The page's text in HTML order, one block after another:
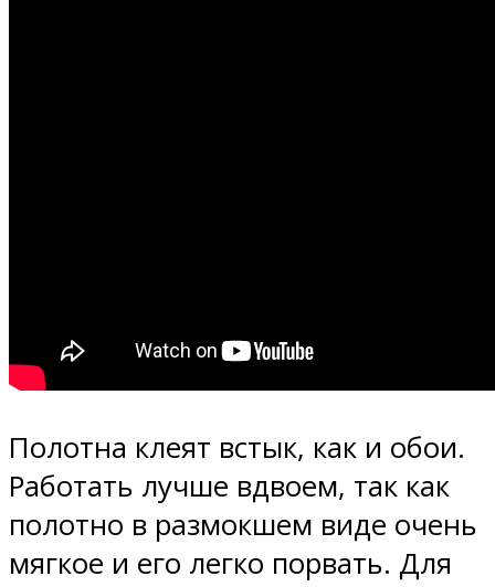
Полотна клеят встык, как и обои.
Работать лучше вдвоем, так как
полотно в размокшем виде очень
мягкое и его легко порвать. Для